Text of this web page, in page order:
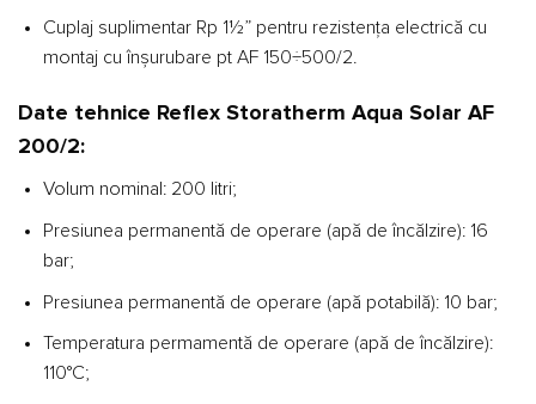
Cuplaj suplimentar Rp 1½” pentru rezistența electrică cu
montaj cu înșurubare pt AF 150÷500/2.
Date tehnice Reflex Storatherm Aqua Solar AF
200/2:
Volum nominal: 200 litri;
Presiunea permanentă de operare (apă de încălzire): 16
bar;
Presiunea permanentă de operare (apă potabilă): 10 bar;
Temperatura permamentă de operare (apă de încălzire):
110°C;